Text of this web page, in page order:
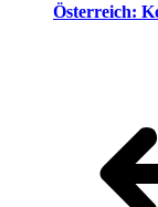
Österreich: